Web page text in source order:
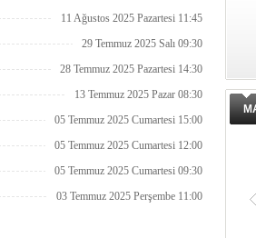
edecek.
11 Ağustos 2025 Pazartesi 11:45
29 Temmuz 2025 Salı 09:30
28 Temmuz 2025 Pazartesi 14:30
13 Temmuz 2025 Pazar 08:30
05 Temmuz 2025 Cumartesi 15:00
05 Temmuz 2025 Cumartesi 12:00
05 Temmuz 2025 Cumartesi 09:30
03 Temmuz 2025 Perşembe 11:00